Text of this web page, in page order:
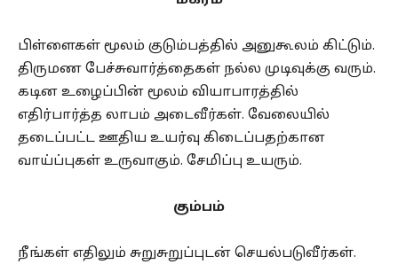
பிள்ளைகள் மூலம் குடும்பத்தில் அனுகூலம் கிட்டும்.
திருமண பேச்சுவார்த்தைகள் நல்ல முடிவுக்கு வரும்.
கடின உழைப்பின் மூலம் வியாபாரத்தில்
எதிர்பார்த்த லாபம் அடைவீர்கள். வேலையில்
தடைப்பட்ட ஊதிய உயர்வு கிடைப்பதற்கான
வாய்ப்புகள் உருவாகும். சேமிப்பு உயரும்.
கும்பம்
நீங்கள் எதிலும் சுறுசுறுப்புடன் செயல்படுவீர்கள்.